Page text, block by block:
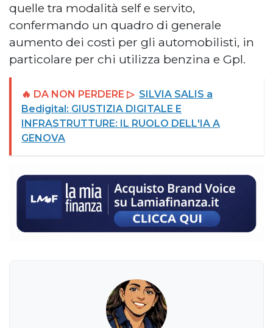
quelle tra modalità self e servito,
confermando un quadro di generale
aumento dei costi per gli automobilisti, in
particolare per chi utilizza benzina e Gpl.
🔥 DA NON PERDERE ▷ SILVIA SALIS a
Bedigital: GIUSTIZIA DIGITALE E
INFRASTRUTTURE: IL RUOLO DELL'IA A
GENOVA